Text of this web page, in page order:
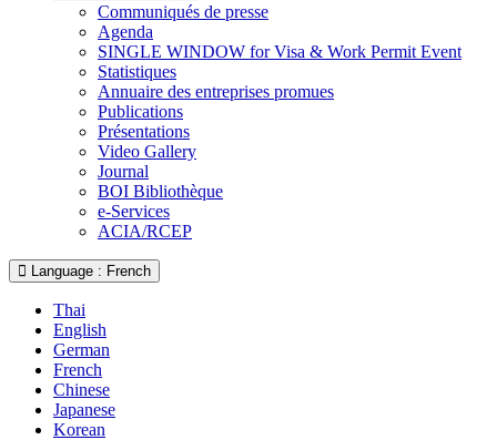
Communiqués de presse
Agenda
SINGLE WINDOW for Visa & Work Permit Event
Statistiques
Annuaire des entreprises promues
Publications
Présentations
Video Gallery
Journal
BOI Bibliothèque
e-Services
ACIA/RCEP
Language : French
Thai
English
German
French
Chinese
Japanese
Korean